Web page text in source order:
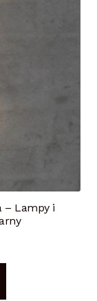
– Lampy i